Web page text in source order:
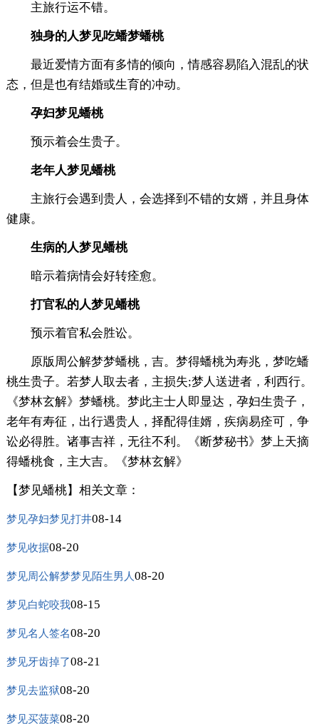
主旅行运不错。
独身的人梦见吃蟠梦蟠桃
最近爱情方面有多情的倾向，情感容易陷入混乱的状
态，但是也有结婚或生育的冲动。
孕妇梦见蟠桃
预示着会生贵子。
老年人梦见蟠桃
主旅行会遇到贵人，会选择到不错的女婿，并且身体
健康。
生病的人梦见蟠桃
暗示着病情会好转痊愈。
打官私的人梦见蟠桃
预示着官私会胜讼。
原版周公解梦梦蟠桃，吉。梦得蟠桃为寿兆，梦吃蟠
桃生贵子。若梦人取去者，主损失;梦人送进者，利西行。
《梦林玄解》梦蟠桃。梦此主士人即显达，孕妇生贵子，
老年有寿征，出行遇贵人，择配得佳婿，疾病易痊可，争
讼必得胜。诸事吉祥，无往不利。《断梦秘书》梦上天摘
得蟠桃食，主大吉。《梦林玄解》
【梦见蟠桃】相关文章：
梦见孕妇梦见打井08-14
梦见收据08-20
梦见周公解梦梦见陌生男人08-20
梦见白蛇咬我08-15
梦见名人签名08-20
梦见牙齿掉了08-21
梦见去监狱08-20
梦见买菠菜08-20